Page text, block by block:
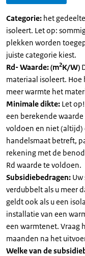
Categorie: het
isoleert. Let op:
plekken worden
juiste categorie kiest.
Rd- Waarde: (m2K/W)
materiaal isoleert. Hoe
meer warmte het
Minimale dikte: Let
een berekende
voldoen en niet (altijd)
handelsmaat betreft,
rekening met de
Rd waarde te voldoen.
Subsidiebedragen:
verdubbelt als u meer
geldt ook als u een
installatie van een
een warmtenet. Vraag
maanden na het
Welke van de